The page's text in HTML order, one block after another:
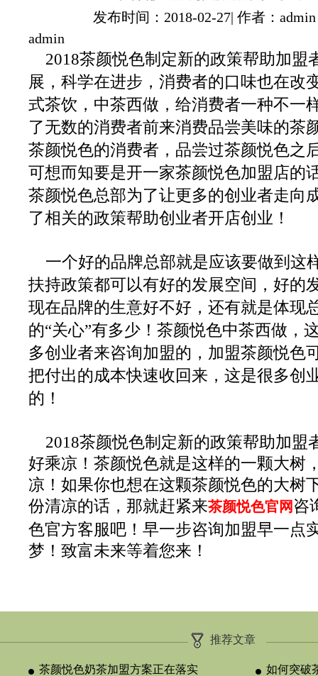
发布时间：2018-02-27| 作者：
admin
2018茶颜悦色制定新的政策帮助加盟
展，科学在进步，消费者的口味也在改
式茶饮，中茶西做，给消费者一种不一
了无数的消费者前来消费品尝美味的茶
茶颜悦色的消费者，品尝过茶颜悦色之
可想而知要是开一家茶颜悦色加盟店的
茶颜悦色总部为了让更多的创业者走向
了相关的政策帮助创业者开店创业！
一个好的品牌总部就是应该要做到这
扶持政策都可以有好的发展空间，好的
现在品牌的生意好不好，还有就是体现
的“关心”有多少！茶颜悦色中茶西做，
多创业者来咨询加盟的，加盟茶颜悦色
把付出的成本快速收回来，这是很多创
的！
2018茶颜悦色制定新的政策帮助加盟
好乘凉！茶颜悦色就是这样的一颗大树
凉！如果你也想在这颗茶颜悦色的大树
份清凉的话，那就赶紧来茶颜悦色官网 咨
色官方客服吧！早一步咨询加盟早一点
梦！致富未来等着您来！
推荐文章
茶颜悦色奶茶加盟方案正在落实 如何突破